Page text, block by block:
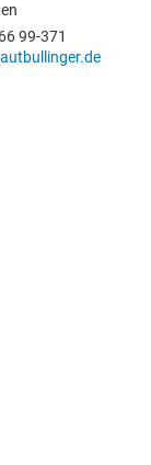
99-371